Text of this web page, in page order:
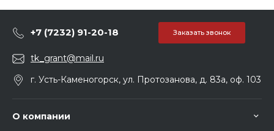
+7 (7232) 91-20-18 Заказать звонок
tk_grant@mail.ru
г. Усть-Каменогорск, ул. Протозанова, д. 83а, оф. 103
О компании